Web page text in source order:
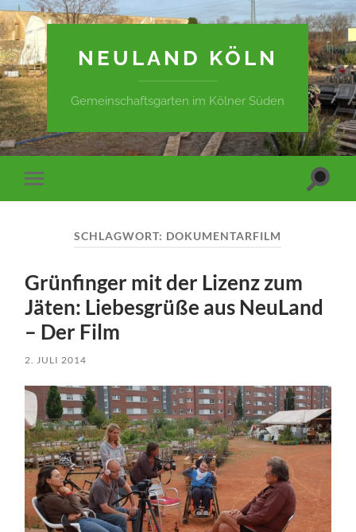
NEULAND KÖLN
Gemeinschaftsgarten im Kölner Süden
Mobile-
Menü
SCHLAGWORT: DOKUMENTARFILM
Grünfinger mit der Lizenz zum
Jäten: Liebesgrüße aus NeuLand
– Der Film
2. JULI 2014